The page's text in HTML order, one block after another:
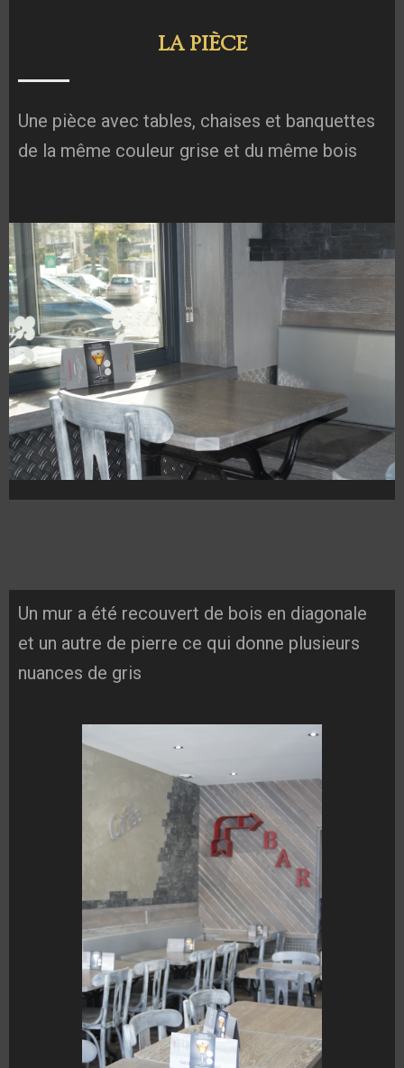
LA PIÈCE
Une pièce avec tables, chaises et banquettes
de la même couleur grise et du même bois
Un mur a été recouvert de bois en diagonale
et un autre de pierre ce qui donne plusieurs
nuances de gris